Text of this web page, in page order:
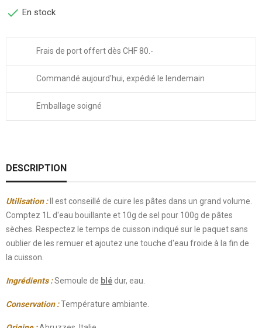
 En stock
Frais de port offert dès CHF 80.-
Commandé aujourd'hui, expédié le lendemain
Emballage soigné
DESCRIPTION
Utilisation:
Il est conseillé de cuire les pâtes dans un grand volume.
Comptez 1L d'eau bouillante et 10g de sel pour 100g de pâtes
sèches. Respectez le temps de cuisson indiqué sur le paquet sans
oublier de les remuer et ajoutez une touche d'eau froide à la fin de
la cuisson.
Ingrédients :Semoule de blé dur, eau.
Conservation:Température ambiante.